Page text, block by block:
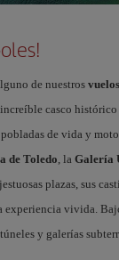
de nuestros
casco
de vida y
de Toledo, la Galería
plazas, sus
experiencia vivida.
y galerías